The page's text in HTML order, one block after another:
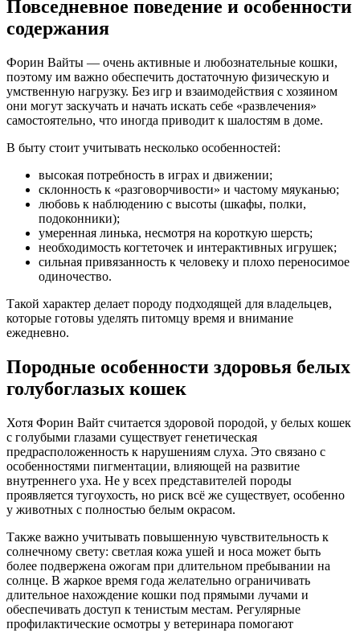
Повседневное поведение и особенности
содержания
Форин Вайты — очень активные и любознательные кошки,
поэтому им важно обеспечить достаточную физическую и
умственную нагрузку. Без игр и взаимодействия с хозяином
они могут заскучать и начать искать себе «развлечения»
самостоятельно, что иногда приводит к шалостям в доме.
В быту стоит учитывать несколько особенностей:
высокая потребность в играх и движении;
склонность к «разговорчивости» и частому мяуканью;
любовь к наблюдению с высоты (шкафы, полки,
подоконники);
умеренная линька, несмотря на короткую шерсть;
необходимость когтеточек и интерактивных игрушек;
сильная привязанность к человеку и плохо переносимое
одиночество.
Такой характер делает породу подходящей для владельцев,
которые готовы уделять питомцу время и внимание
ежедневно.
Породные особенности здоровья белых
голубоглазых кошек
Хотя Форин Вайт считается здоровой породой, у белых кошек
с голубыми глазами существует генетическая
предрасположенность к нарушениям слуха. Это связано с
особенностями пигментации, влияющей на развитие
внутреннего уха. Не у всех представителей породы
проявляется тугоухость, но риск всё же существует, особенно
у животных с полностью белым окрасом.
Также важно учитывать повышенную чувствительность к
солнечному свету: светлая кожа ушей и носа может быть
более подвержена ожогам при длительном пребывании на
солнце. В жаркое время года желательно ограничивать
длительное нахождение кошки под прямыми лучами и
обеспечивать доступ к тенистым местам. Регулярные
профилактические осмотры у ветеринара помогают